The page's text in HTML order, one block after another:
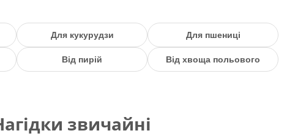
Для кукурудзи Для пшениці
Від пирій Від хвоща польового
звичайні